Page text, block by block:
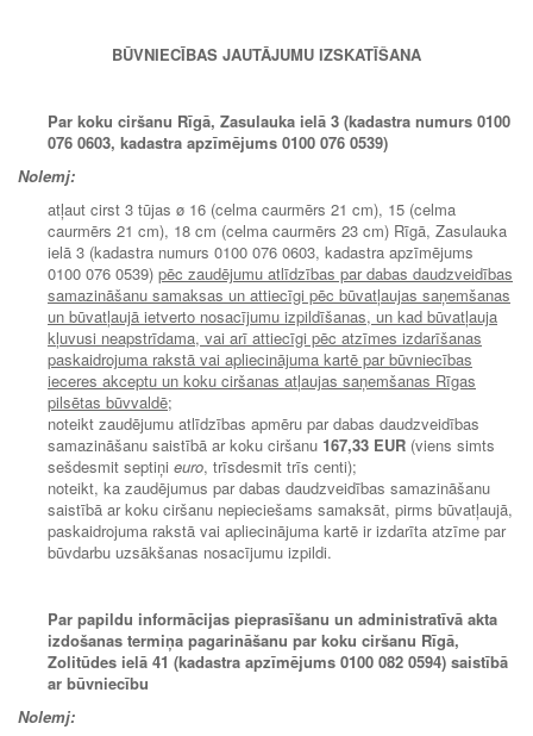
BŪVNIECĪBAS JAUTĀJUMU IZSKATĪŠANA
Par koku ciršanu Rīgā, Zasulauka ielā 3 (kadastra numurs 0100
076 0603, kadastra apzīmējums 0100 076 0539)
Nolemj:
atļaut cirst 3 tūjas ø 16 (celma caurmērs 21 cm), 15 (celma
caurmērs 21 cm), 18 cm (celma caurmērs 23 cm) Rīgā, Zasulauka
ielā 3 (kadastra numurs 0100 076 0603, kadastra apzīmējums
0100 076 0539) pēc zaudējumu atlīdzības par dabas daudzveidības
samazināšanu samaksas un attiecīgi pēc būvatļaujas saņemšanas
un būvatļaujā ietverto nosacījumu izpildīšanas, un kad būvatļauja
kļuvusi neapstrīdama, vai arī attiecīgi pēc atzīmes izdarīšanas
paskaidrojuma rakstā vai apliecinājuma kartē par būvniecības
ieceres akceptu un koku ciršanas atļaujas saņemšanas Rīgas
pilsētas būvvaldē;
noteikt zaudējumu atlīdzības apmēru par dabas daudzveidības
samazināšanu saistībā ar koku ciršanu 167,33 EUR (viens simts
sešdesmit septiņi euro, trīsdesmit trīs centi);
noteikt, ka zaudējumus par dabas daudzveidības samazināšanu
saistībā ar koku ciršanu nepieciešams samaksāt, pirms būvatļaujā,
paskaidrojuma rakstā vai apliecinājuma kartē ir izdarīta atzīme par
būvdarbu uzsākšanas nosacījumu izpildi.
Par papildu informācijas pieprasīšanu un administratīvā akta
izdošanas termiņa pagarināšanu par koku ciršanu Rīgā,
Zolitūdes ielā 41 (kadastra apzīmējums 0100 082 0594) saistībā
ar būvniecību
Nolemj: